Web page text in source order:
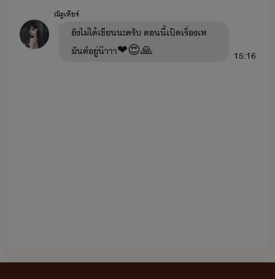
ณัฐเทียร์
15:16
ยังไม่ได้เขียนนะครับ ตอนนี้เปิดเรื่องเห
มันต์อยู่น๊าาา❤😍🙏